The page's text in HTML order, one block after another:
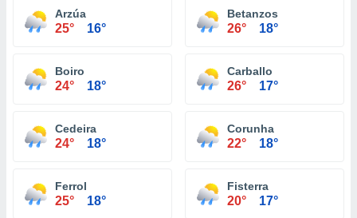
Arzúa
25° 16°
Betanzos
26° 18°
Boiro
24° 18°
Carballo
26° 17°
Cedeira
24° 18°
Corunha
22° 18°
Ferrol
25° 18°
Fisterra
20° 17°